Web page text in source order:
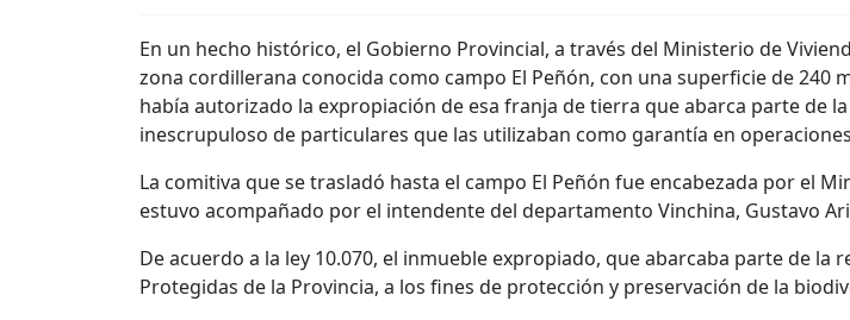
En un hecho histórico, el Gobierno Provincial, a través del Ministerio de
zona cordillerana conocida como campo El Peñón, con una superficie de 240
había autorizado la expropiación de esa franja de tierra que abarca parte de
inescrupuloso de particulares que las utilizaban como garantía en
La comitiva que se trasladó hasta el campo El Peñón fue encabezada por el
estuvo acompañado por el intendente del departamento Vinchina, Gustavo
De acuerdo a la ley 10.070, el inmueble expropiado, que abarcaba parte de la
Protegidas de la Provincia, a los fines de protección y preservación de la